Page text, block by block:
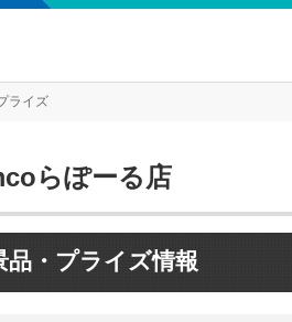
ライズ
らぽーる店
品・プライズ情報